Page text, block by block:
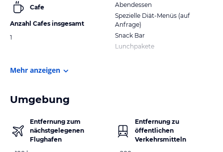
Cafe
Anzahl Cafes insgesamt
1
Abendessen
Spezielle Diät-Menüs (auf
Anfrage)
Snack Bar
Lunchpakete
Mehr anzeigen
Umgebung
Entfernung zum
nächstgelegenen
Flughafen
Entfernung zu
öffentlichen
Verkehrsmitteln